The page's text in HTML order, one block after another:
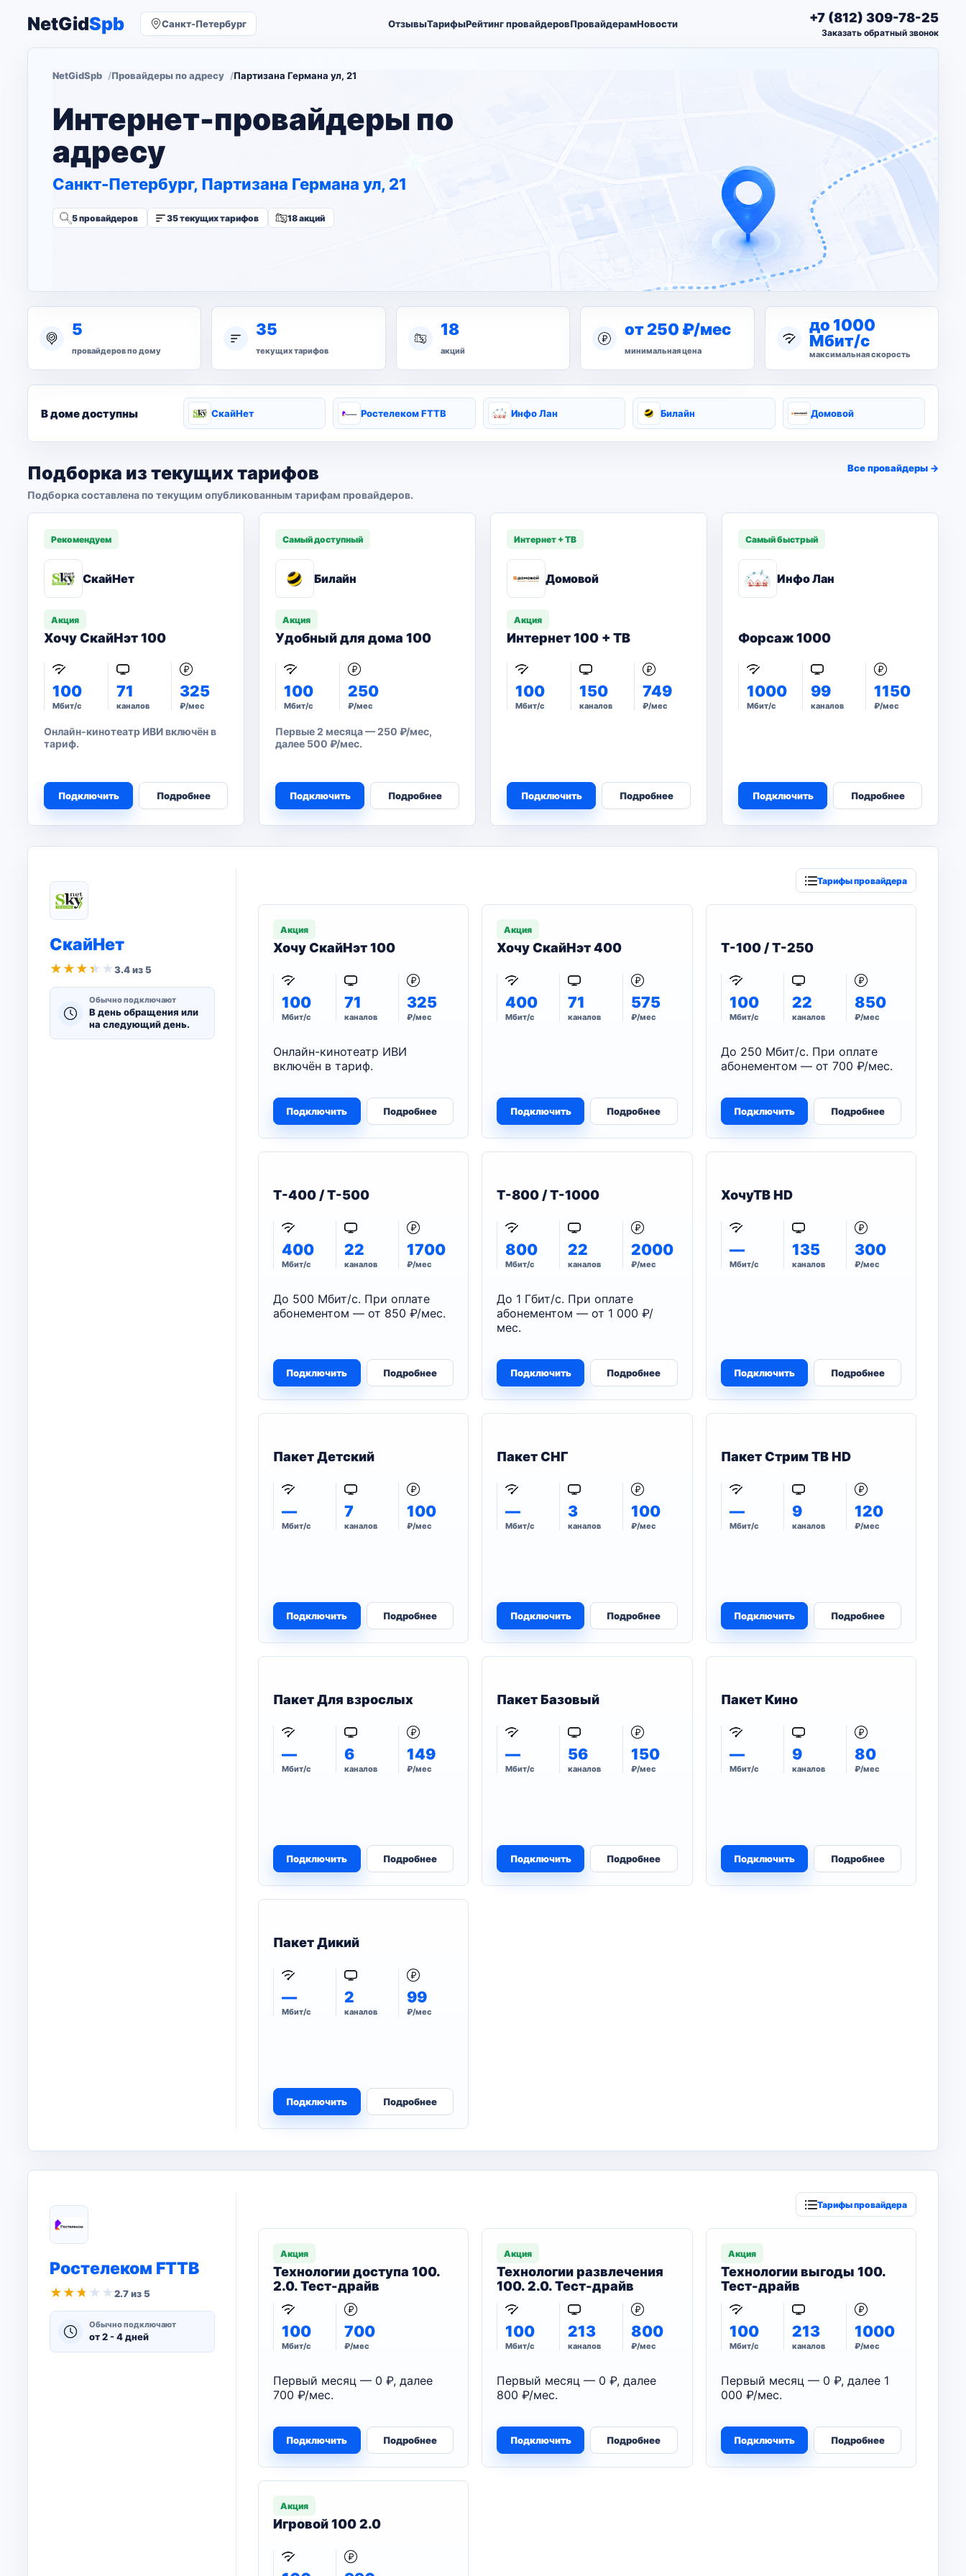
NetGidSpb Санкт-Петербург ОтзывыТарифыРейтинг провайдеровПровайдерамНовости +7 (812) 309-78-25
Заказать обратный звонок
NetGidSpb Провайдеры по адресу Партизана Германа ул, 21
Интернет-провайдеры по
адресу
Санкт-Петербург, Партизана Германа ул, 21
5 провайдеров 35 текущих тарифов 18 акций
5
провайдеров по дому
35
текущих тарифов
18
акций
от 250 ₽/мес
минимальная цена
до 1000
Мбит/с
максимальная скорость
В доме доступны СкайНет Ростелеком FTTB Инфо Лан Билайн Домовой
Подборка из текущих тарифов
Подборка составлена по текущим опубликованным тарифам провайдеров.
Все провайдеры →
Рекомендуем
СкайНет
Акция
Хочу СкайНэт 100
100
Мбит/с
71
каналов
325
₽/мес
Онлайн-кинотеатр ИВИ включён в
тариф.
Подключить Подробнее
Самый доступный
Билайн
Акция
Удобный для дома 100
100
Мбит/с
250
₽/мес
Первые 2 месяца — 250 ₽/мес,
далее 500 ₽/мес.
Подключить Подробнее
Интернет + ТВ
Домовой
Акция
Интернет 100 + ТВ
100
Мбит/с
150
каналов
749
₽/мес
Подключить Подробнее
Самый быстрый
Инфо Лан
Форсаж 1000
1000
Мбит/с
99
каналов
1150
₽/мес
Подключить Подробнее
СкайНет
★ ★ ★ ★ ★3.4 из 5
Обычно подключают
В день обращения или
на следующий день.
Тарифы провайдера
Акция
Хочу СкайНэт 100
100
Мбит/с
71
каналов
325
₽/мес
Онлайн-кинотеатр ИВИ
включён в тариф.
Подключить Подробнее
Акция
Хочу СкайНэт 400
400
Мбит/с
71
каналов
575
₽/мес
Подключить Подробнее
T-100 / T-250
100
Мбит/с
22
каналов
850
₽/мес
До 250 Мбит/с. При оплате
абонементом — от 700 ₽/мес.
Подключить Подробнее
T-400 / T-500
400
Мбит/с
22
каналов
1700
₽/мес
До 500 Мбит/с. При оплате
абонементом — от 850 ₽/мес.
Подключить Подробнее
T-800 / T-1000
800
Мбит/с
22
каналов
2000
₽/мес
До 1 Гбит/с. При оплате
абонементом — от 1 000 ₽/
мес.
Подключить Подробнее
ХочуТВ HD
—
Мбит/с
135
каналов
300
₽/мес
Подключить Подробнее
Пакет Детский
—
Мбит/с
7
каналов
100
₽/мес
Подключить Подробнее
Пакет СНГ
—
Мбит/с
3
каналов
100
₽/мес
Подключить Подробнее
Пакет Стрим ТВ HD
—
Мбит/с
9
каналов
120
₽/мес
Подключить Подробнее
Пакет Для взрослых
—
Мбит/с
6
каналов
149
₽/мес
Подключить Подробнее
Пакет Базовый
—
Мбит/с
56
каналов
150
₽/мес
Подключить Подробнее
Пакет Кино
—
Мбит/с
9
каналов
80
₽/мес
Подключить Подробнее
Пакет Дикий
—
Мбит/с
2
каналов
99
₽/мес
Подключить Подробнее
Ростелеком FTTB
★ ★ ★ ★ ★2.7 из 5
Обычно подключают
от 2 - 4 дней
Тарифы провайдера
Акция
Технологии доступа 100.
2.0. Тест-драйв
100
Мбит/с
700
₽/мес
Первый месяц — 0 ₽, далее
700 ₽/мес.
Подключить Подробнее
Акция
Технологии развлечения
100. 2.0. Тест-драйв
100
Мбит/с
213
каналов
800
₽/мес
Первый месяц — 0 ₽, далее
800 ₽/мес.
Подключить Подробнее
Акция
Технологии выгоды 100.
Тест-драйв
100
Мбит/с
213
каналов
1000
₽/мес
Первый месяц — 0 ₽, далее 1
000 ₽/мес.
Подключить Подробнее
Акция
Игровой 100 2.0